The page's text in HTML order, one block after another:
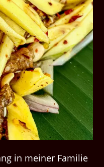
in meiner Familie